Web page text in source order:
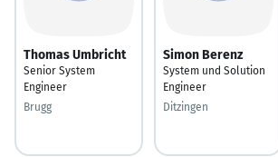
Thomas Umbricht
Senior System
Engineer
Brugg
Simon Berenz
System und Solution
Engineer
Ditzingen